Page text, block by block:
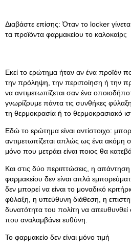
Διαβάστε επίσης: Όταν το locker
τα προϊόντα φαρμακείου το καλοκαίρι;
Εκεί το ερώτημα ήταν αν ένα προϊόν
την πρόληψη, την περιποίηση ή την
να αντιμετωπίζεται σαν ένα
γνωρίζουμε πάντα τις συνθήκες
τη θερμοκρασία ή το θερμοκρασιακό
Εδώ το ερώτημα είναι αντίστοιχο:
αντιμετωπίζεται απλώς ως ένα
μόνο που μετράει είναι ποιος θα
Και στις δύο περιπτώσεις, η απάντηση
φαρμακείου δεν είναι απλά
δεν μπορεί να είναι το μοναδικό
φύλαξη, η υπεύθυνη διάθεση, η
δυνατότητα του πολίτη να απευθυνθεί
που αναλαμβάνει ευθύνη.
Το φαρμακείο δεν είναι μόνο τιμή